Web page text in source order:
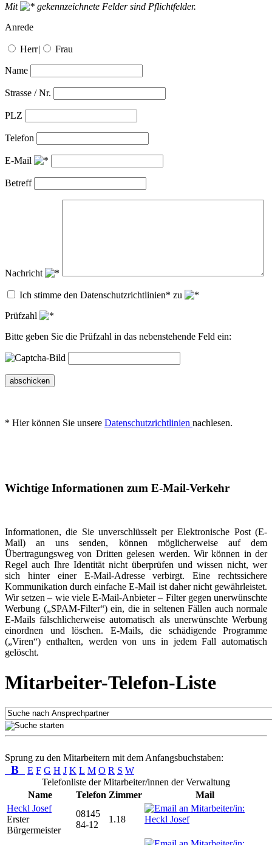
Mit
gekennzeichnete Felder sind Pflichtfelder.
Anrede
Herr| Frau
Name
Strasse / Nr.
PLZ
Telefon
E-Mail
Betreff
Nachricht
Ich stimme den Datenschutzrichtlinien* zu
Prüfzahl
Bitte geben Sie die Prüfzahl in das nebenstehende Feld ein:
abschicken
* Hier können Sie unsere Datenschutzrichtlinien nachlesen.
Wichtige Informationen zum E-Mail-Verkehr
Informationen, die Sie unverschlüsselt per Elektronische Post (E-
Mail) an uns senden, können möglicherweise auf dem
Übertragungsweg von Dritten gelesen werden. Wir können in der
Regel auch Ihre Identität nicht überprüfen und wissen nicht, wer
sich hinter einer E-Mail-Adresse verbirgt. Eine rechtssichere
Kommunikation durch einfache E-Mail ist daher nicht gewährleistet.
Wir setzen – wie viele E-Mail-Anbieter – Filter gegen unerwünschte
Werbung („SPAM-Filter“) ein, die in seltenen Fällen auch normale
E-Mails fälschlicherweise automatisch als unerwünschte Werbung
einordnen und löschen. E-Mails, die schädigende Programme
(„Viren“) enthalten, werden von uns in jedem Fall automatisch
gelöscht.
Mitarbeiter-Telefon-Liste
Sprung zu den Mitarbeitern mit dem Anfangsbuchstaben:
B E F G H J K L M O R S W
Telefonliste der Mitarbeiter/innen der Verwaltung
Name
Telefon Zimmer
Mail
Heckl Josef
Erster
Bürgermeister
08145
84-12
1.18